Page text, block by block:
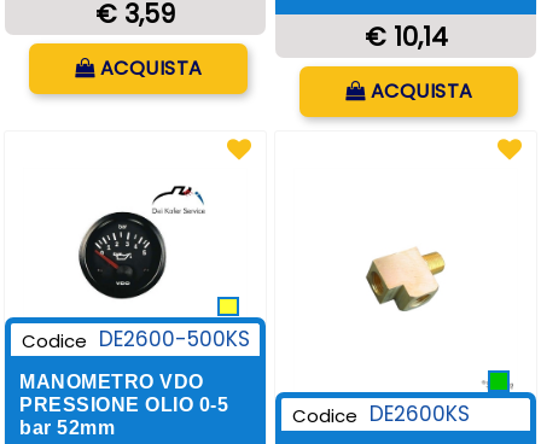
€ 3,59
ACQUISTA
€ 10,14
ACQUISTA
Codice DE2600-500KS
MANOMETRO VDO
PRESSIONE OLIO 0-5
bar 52mm
Codice DE2600KS